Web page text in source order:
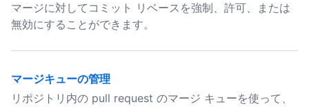
マージに対してコミット リベースを強制、許可、または
無効にすることができます。
マージキューの管理
リポジトリ内の pull request のマージ キューを使って、